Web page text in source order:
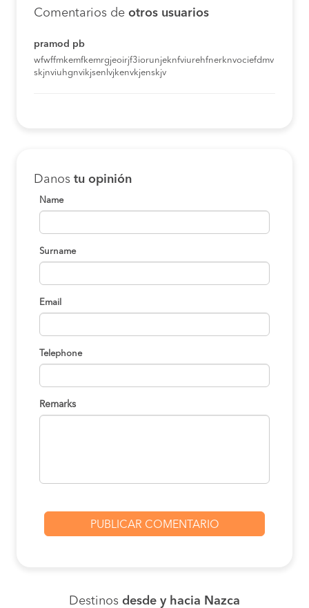
Comentarios de otros usuarios
pramod pb
wfwffmkemfkemrgjeoirjf3iorunjeknfviurehfnerknvociefdmv
skjnviuhgnvikjsenlvjkenvkjenskjv
Danos tu opinión
Name
Surname
Email
Telephone
Remarks
Destinos desde y hacia Nazca